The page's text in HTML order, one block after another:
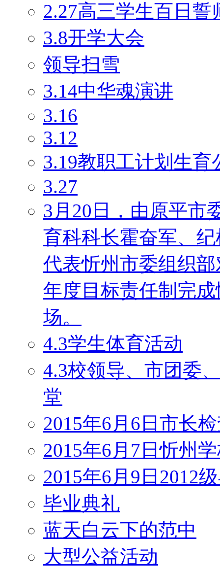
2.27高三学生百日誓
3.8开学大会
领导扫雪
3.14中华魂演讲
3.16
3.12
3.19教职工计划生育
3.27
3月20日，由原平市
育科科长霍奋军、
代表忻州市委组织
年度目标责任制完
场。
4.3学生体育活动
4.3校领导、市团委
堂
2015年6月6日市长
2015年6月7日忻州
2015年6月9日2012
毕业典礼
蓝天白云下的范中
大型公益活动